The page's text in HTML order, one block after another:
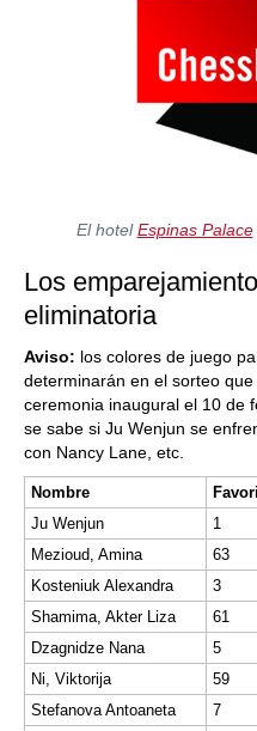
El hotelEspinas Palace
Los
eliminatoria
Aviso: los colores de juego
determinarán en el sorteo
ceremonia inaugural el 10 de
se sabe si Ju Wenjun se
con Nancy Lane, etc.
Nombre
Ju Wenjun
1
Mezioud, Amina
63
Kosteniuk Alexandra
3
Shamima, Akter Liza
61
Dzagnidze Nana
5
Ni, Viktorija
59
Stefanova Antoaneta
7